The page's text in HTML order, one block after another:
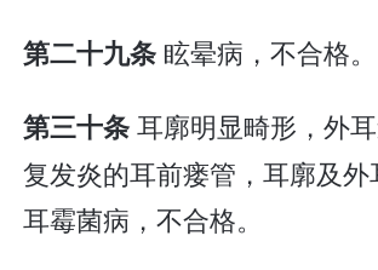
第二十九条 眩晕病，不合格。
第三十条耳廓明显畸形，外
复发炎的耳前瘘管，耳廓及外
耳霉菌病，不合格。